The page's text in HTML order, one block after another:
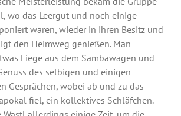
wo das Leergut und noch einige
waren, wieder in ihren Besitz und
den Heimweg genießen. Man
Fiege aus dem Sambawagen und
des selbigen und einigen
Gesprächen, wobei ab und zu das
fiel, ein kollektives Schläfchen.